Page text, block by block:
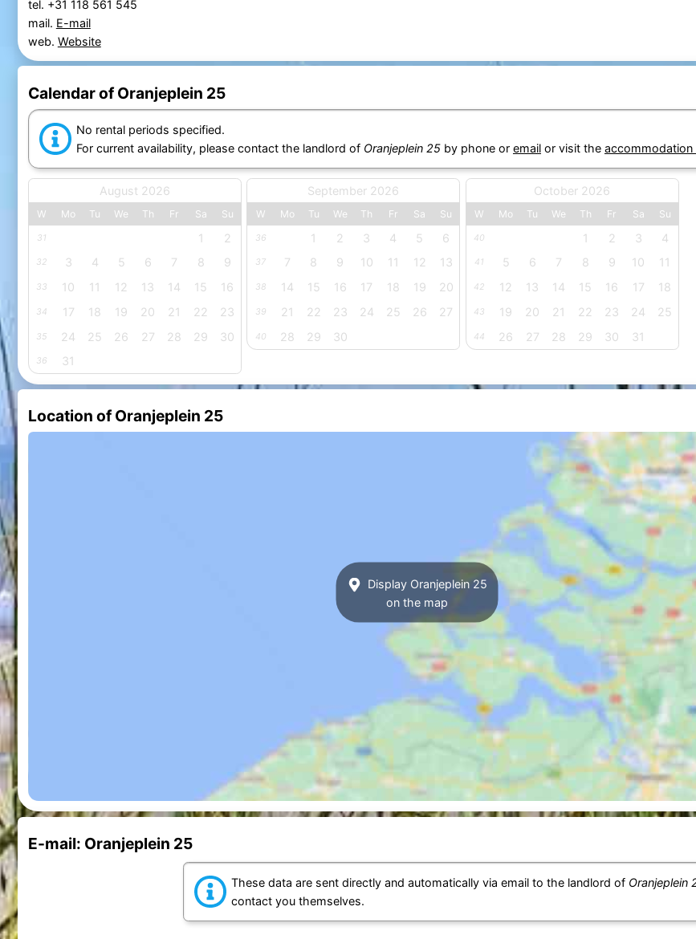
tel. +31 118 561 545
mail. E-mail
web. Website
Calendar of Oranjeplein 25
No rental periods specified.
For current availability, please contact the landlord of Oranjeplein 25by phone or emailor visit the accommodation
August 2026
W Mo Tu We Th Fr Sa Su
31 1 2
32 3 4 5 6 7 8 9
33 10 11 12 13 14 15 16
34 17 18 19 20 21 22 23
35 24 25 26 27 28 29 30
36 31
September 2026
W Mo Tu We Th Fr Sa Su
36 1 2 3 4 5 6
37 7 8 9 10 11 12 13
38 14 15 16 17 18 19 20
39 21 22 23 24 25 26 27
40 28 29 30
October 2026
W Mo Tu We Th Fr Sa Su
40 1 2 3 4
41 5 6 7 8 9 10 11
42 12 13 14 15 16 17 18
43 19 20 21 22 23 24 25
44 26 27 28 29 30 31
Location of Oranjeplein 25
Display Oranjeplein 25
on the map
E-mail: Oranjeplein 25
These data are sent directly and automatically via email to the landlord of Oranjeplein
contact you themselves.